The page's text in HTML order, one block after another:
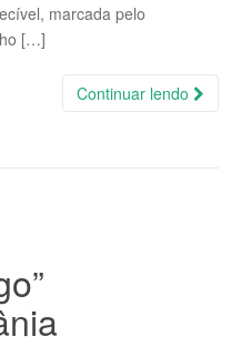
marcada pelo
[…]
Continuar lendo